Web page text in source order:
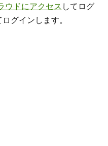
ウドにアクセス してログ
グインします。